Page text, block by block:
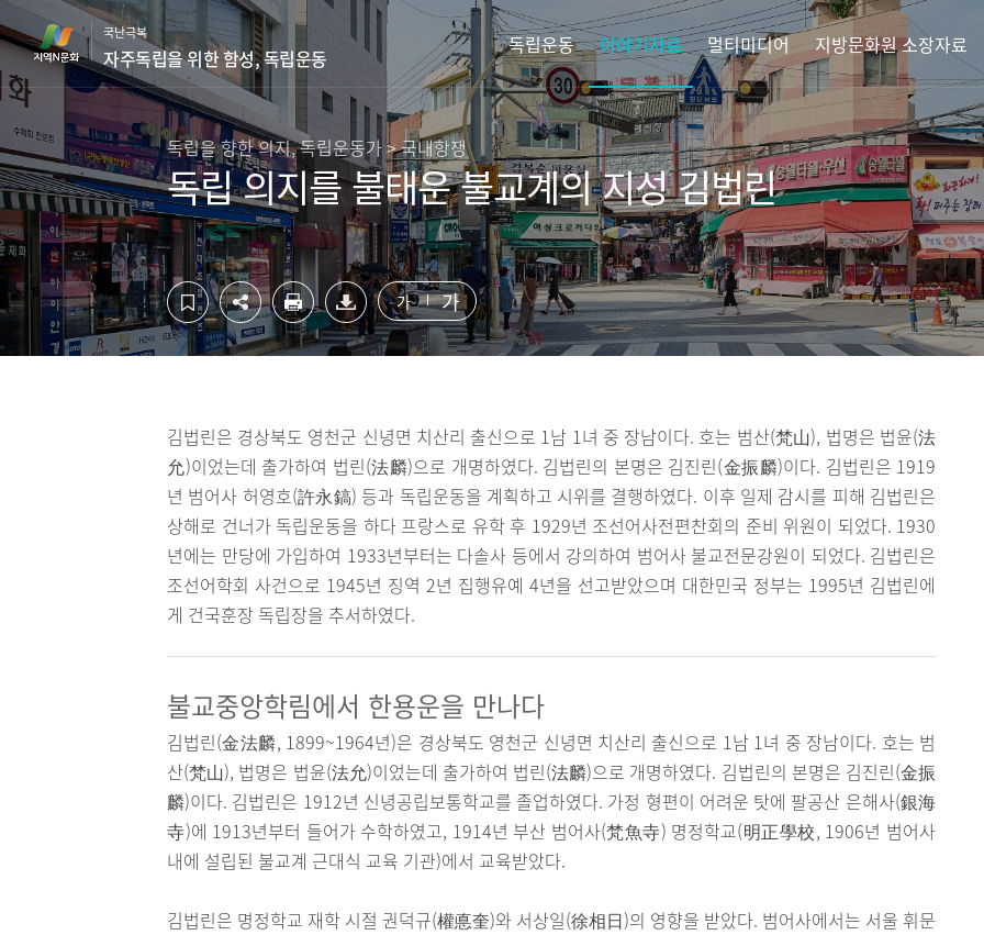
텐
츠
영
바
로
가
기
단
영
역
로
가
기
국난극복
자주독립을 위한 함성, 독립운동
독립운동 이야기자료 멀티미디어 지방문화원 소장자료
독립을 향한 의지, 독립운동가 > 국내항쟁
독립 의지를 불태운 불교계의 지성 김법린
가 가
김법린은 경상북도 영천군 신녕면 치산리 출신으로 1남 1녀 중 장남이다. 호는 범산(梵山), 법명은 법윤(法
允)이었는데 출가하여 법린(法麟)으로 개명하였다. 김법린의 본명은 김진린(金振麟)이다. 김법린은 1919
년 범어사 허영호(許永鎬) 등과 독립운동을 계획하고 시위를 결행하였다. 이후 일제 감시를 피해 김법린은
상해로 건너가 독립운동을 하다 프랑스로 유학 후 1929년 조선어사전편찬회의 준비 위원이 되었다. 1930
년에는 만당에 가입하여 1933년부터는 다솔사 등에서 강의하여 범어사 불교전문강원이 되었다. 김법린은
조선어학회 사건으로 1945년 징역 2년 집행유예 4년을 선고받았으며 대한민국 정부는 1995년 김법린에
게 건국훈장 독립장을 추서하였다.
불교중앙학림에서 한용운을 만나다
김법린(金法麟, 1899~1964년)은 경상북도 영천군 신녕면 치산리 출신으로 1남 1녀 중 장남이다. 호는 범
산(梵山), 법명은 법윤(法允)이었는데 출가하여 법린(法麟)으로 개명하였다. 김법린의 본명은 김진린(金振
麟)이다. 김법린은 1912년 신녕공립보통학교를 졸업하였다. 가정 형편이 어려운 탓에 팔공산 은해사(銀海
寺)에 1913년부터 들어가 수학하였고, 1914년 부산 범어사(梵魚寺) 명정학교(明正學校, 1906년 범어사
내에 설립된 불교계 근대식 교육 기관)에서 교육받았다.
김법린은 명정학교 재학 시절 권덕규(權悳奎)와 서상일(徐相日)의 영향을 받았다. 범어사에서는 서울 휘문